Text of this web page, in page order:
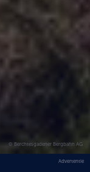
© Berchtesgadener Bergbahn AG
Advertentie